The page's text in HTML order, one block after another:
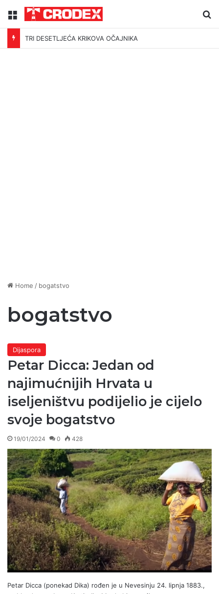
Menu
TRI DESETLJEĆA KRIKOVA OČAJNIKA
Home / bogatstvo
bogatstvo
Dijaspora
Petar Dicca: Jedan od
najimućnijih Hrvata u
iseljeništvu podijelio je cijelo
svoje bogatstvo
19/01/2024 0 428
Petar Dicca (ponekad Dika) rođen je u Nevesinju 24. lipnja 1883.,